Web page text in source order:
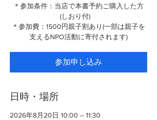
＊参加条件：当店で本書予約ご購入した方
(しおり付)
＊参加費：1500円親子割あり(一部は親子を
支えるNPO活動に寄付されます)
参加申し込み
日時・場所
2026年8月20日 10:00 – 11:30